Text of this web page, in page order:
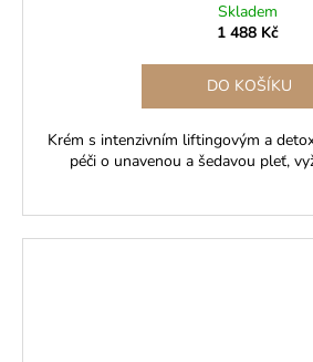
Skladem
1 488 Kč
DO KOŠÍKU
Krém s intenzivním liftingovým a
péči o unavenou a šedavou pleť,